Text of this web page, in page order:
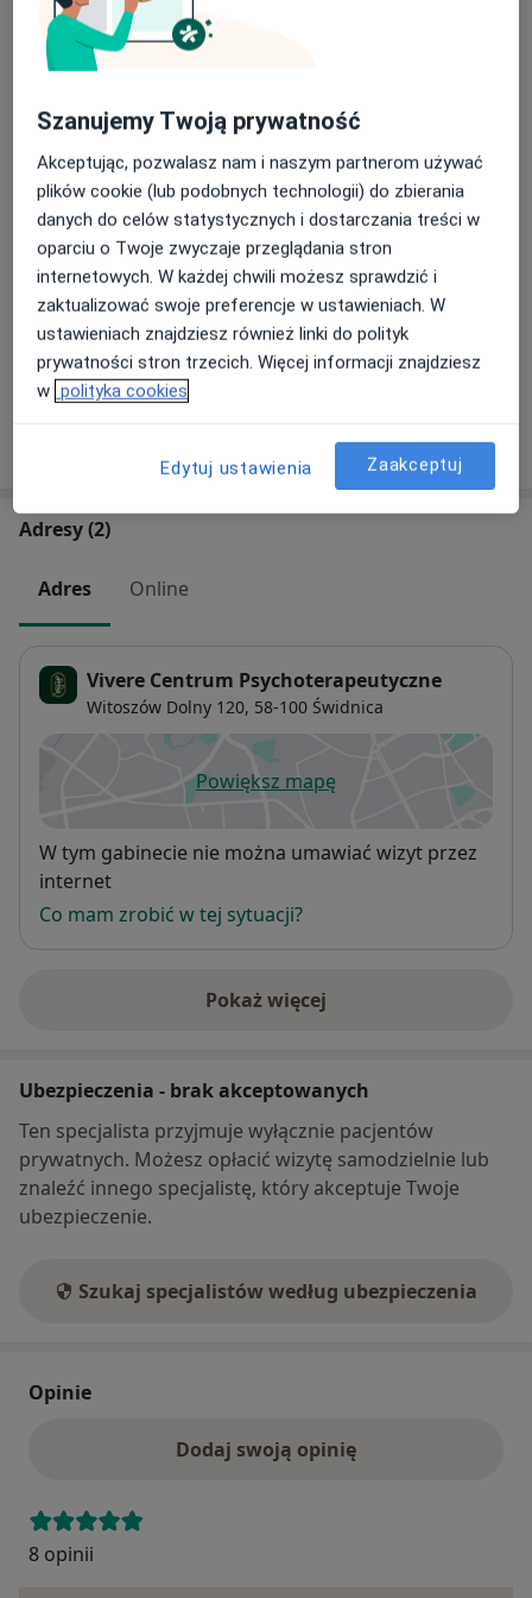
Konsultacja psychologiczna (pierwsza wizyta)
250 zł Szczegóły
Konsultacja psychologiczna online
Szczegóły
Konsultacja psychologiczna (kolejna wizyta)
240 zł Szczegóły
Psychoterapia par i małżeństw
Szczegóły
W jaki sposób ustalane są ceny?
Adresy (2)
Adres Online
Vivere Centrum Psychoterapeutyczne
Witoszów Dolny 120, 58-100 Świdnica
Powiększ mapęotwiera się w nowej karcie
Dostępność
W tym gabinecie nie można umawiać wizyt przez
internet
Co mam zrobić w tej sytuacji?
Pokaż więcej
o adresie
Ubezpieczenia - brak akceptowanych
Ten specjalista przyjmuje wyłącznie pacjentów
prywatnych. Możesz opłacić wizytę samodzielnie lub
znaleźć innego specjalistę, który akceptuje Twoje
ubezpieczenie.
Szukaj specjalistów według ubezpieczenia
Opinie
Dodaj swoją opinię
8 opinii
Szanujemy Twoją prywatność
Akceptując, pozwalasz nam i naszym partnerom używać
plików cookie (lub podobnych technologii) do zbierania
danych do celów statystycznych i dostarczania treści w
oparciu o Twoje zwyczaje przeglądania stron
internetowych. W każdej chwili możesz sprawdzić i
zaktualizować swoje preferencje w ustawieniach. W
ustawieniach znajdziesz również linki do polityk
prywatności stron trzecich. Więcej informacji znajdziesz
w polityka cookies
Edytuj ustawienia Zaakceptuj